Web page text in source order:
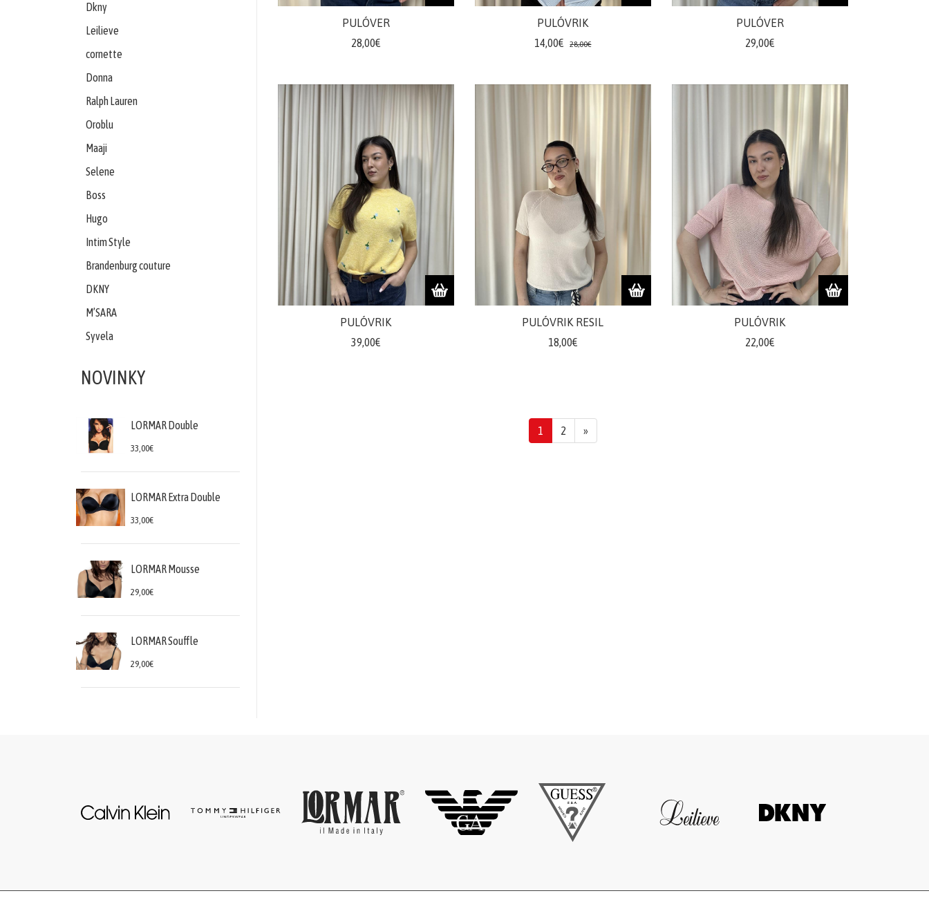
Svetre/Pulóvre
legíny/tepláky
Dkny
Leilieve
cornette
Donna
Ralph Lauren
Oroblu
Maaji
Selene
Boss
Hugo
Intim Style
Brandenburg couture
DKNY
M’SARA
Syvela
NOVINKY
LORMAR Double
33,00€
LORMAR Extra Double
33,00€
LORMAR Mousse
29,00€
LORMAR Souffle
29,00€
PULÓVER
28,00€
PULÓVRIK
14,00€
28,00€
PULÓVER
29,00€
PULÓVRIK
39,00€
PULÓVRIK RESIL
18,00€
PULÓVRIK
22,00€
1 2 »